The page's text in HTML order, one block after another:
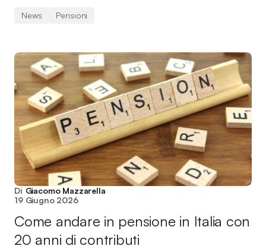
News Pensioni
Di Giacomo Mazzarella
19 Giugno 2026
Come andare in pensione in Italia con
20 anni di contributi